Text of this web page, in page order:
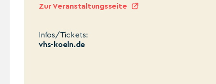
Zur Veranstaltungsseite
Infos/Tickets:
vhs-koeln.de